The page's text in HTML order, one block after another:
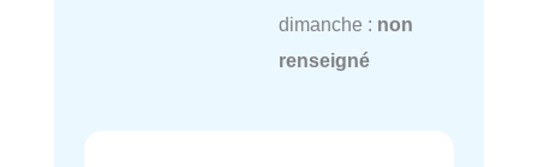
dimanche : non
renseigné